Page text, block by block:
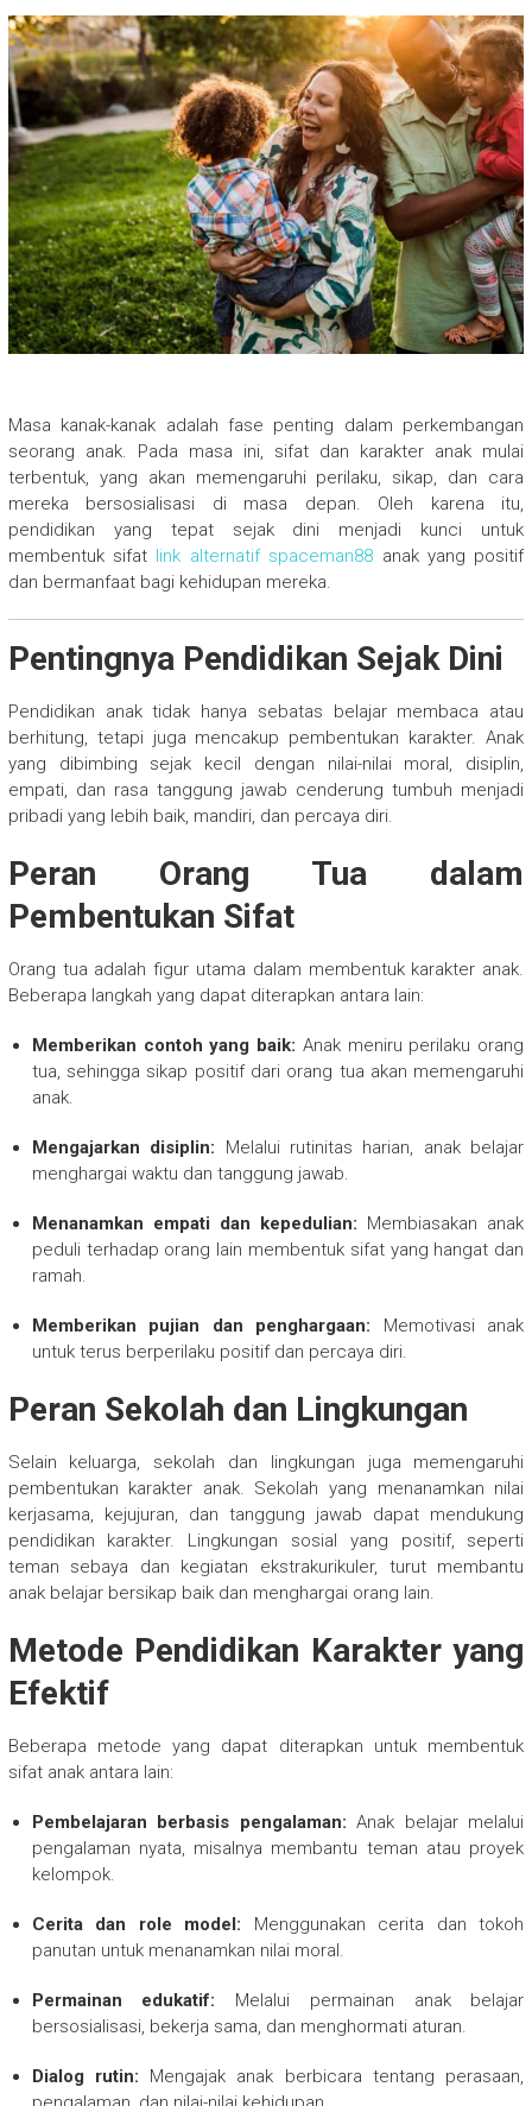
Masa kanak-kanak adalah fase penting dalam perkembangan
seorang anak. Pada masa ini, sifat dan karakter anak mulai
terbentuk, yang akan memengaruhi perilaku, sikap, dan cara
mereka bersosialisasi di masa depan. Oleh karena itu,
pendidikan yang tepat sejak dini menjadi kunci untuk
membentuk sifat link alternatif spaceman88 anak yang positif
dan bermanfaat bagi kehidupan mereka.
Pentingnya Pendidikan Sejak Dini
Pendidikan anak tidak hanya sebatas belajar membaca atau
berhitung, tetapi juga mencakup pembentukan karakter. Anak
yang dibimbing sejak kecil dengan nilai-nilai moral, disiplin,
empati, dan rasa tanggung jawab cenderung tumbuh menjadi
pribadi yang lebih baik, mandiri, dan percaya diri.
Peran Orang Tua dalam
Pembentukan Sifat
Orang tua adalah figur utama dalam membentuk karakter anak.
Beberapa langkah yang dapat diterapkan antara lain:
Memberikan contoh yang baik: Anak meniru perilaku orang
tua, sehingga sikap positif dari orang tua akan memengaruhi
anak.
Mengajarkan disiplin: Melalui rutinitas harian, anak belajar
menghargai waktu dan tanggung jawab.
Menanamkan empati dan kepedulian: Membiasakan anak
peduli terhadap orang lain membentuk sifat yang hangat dan
ramah.
Memberikan pujian dan penghargaan: Memotivasi anak
untuk terus berperilaku positif dan percaya diri.
Peran Sekolah dan Lingkungan
Selain keluarga, sekolah dan lingkungan juga memengaruhi
pembentukan karakter anak. Sekolah yang menanamkan nilai
kerjasama, kejujuran, dan tanggung jawab dapat mendukung
pendidikan karakter. Lingkungan sosial yang positif, seperti
teman sebaya dan kegiatan ekstrakurikuler, turut membantu
anak belajar bersikap baik dan menghargai orang lain.
Metode Pendidikan Karakter yang
Efektif
Beberapa metode yang dapat diterapkan untuk membentuk
sifat anak antara lain:
Pembelajaran berbasis pengalaman: Anak belajar melalui
pengalaman nyata, misalnya membantu teman atau proyek
kelompok.
Cerita dan role model: Menggunakan cerita dan tokoh
panutan untuk menanamkan nilai moral.
Permainan edukatif: Melalui permainan anak belajar
bersosialisasi, bekerja sama, dan menghormati aturan.
Dialog rutin: Mengajak anak berbicara tentang perasaan,